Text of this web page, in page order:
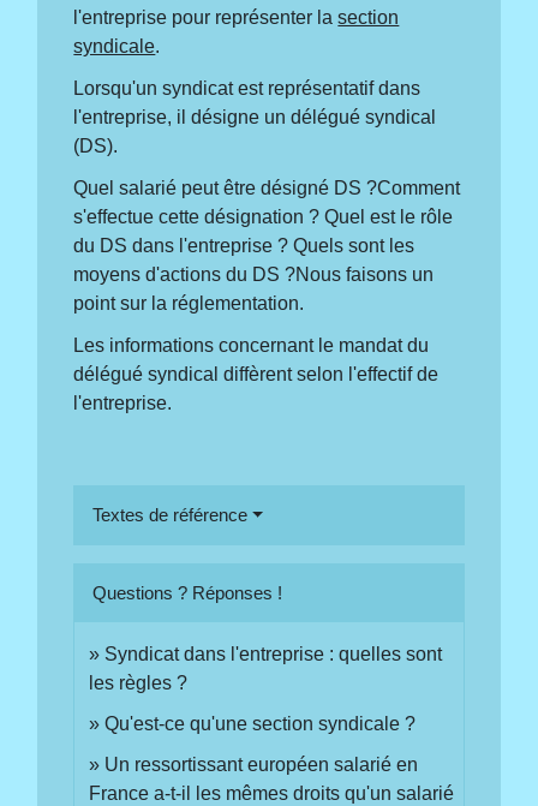
l'entreprise pour représenter lasection
syndicale.
Lorsqu'un syndicat est représentatif dans
l'entreprise, il désigne un délégué syndical
(DS).
Quel salarié peut être désigné DS ?Comment
s'effectue cette désignation ? Quel est le rôle
du DS dans l'entreprise ? Quels sont les
moyens d'actions du DS ?Nous faisons un
point sur la réglementation.
Les informations concernant le mandat du
délégué syndical diffèrent selon l'effectif de
l'entreprise.
Textes de référence
Questions ? Réponses !
Syndicat dans l'entreprise : quelles sont
les règles ?
Qu'est-ce qu'une section syndicale ?
Un ressortissant européen salarié en
France a-t-il les mêmes droits qu'un salarié